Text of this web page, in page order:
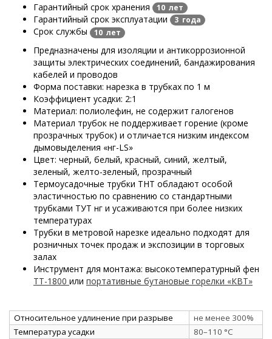
Гарантийный срок хранения 10 лет
Гарантийный срок эксплуатации 3 года
Срок службы 10 лет
Предназначены для изоляции и антикоррозионной
защиты электрических соединений, бандажирования
кабелей и проводов
Форма поставки: нарезка в трубках по 1 м
Коэффициент усадки: 2:1
Материал: полиолефин, не содержит галогенов
Материал трубок не поддерживает горение (кроме
прозрачных трубок) и отличается низким индексом
дымовыделения «нг-LS»
Цвет: черный, белый, красный, синий, желтый,
зеленый, желто-зеленый, прозрачный
Термоусадочные трубки ТНТ обладают особой
эластичностью по сравнению со стандартными
трубками ТУТ нг и усаживаются при более низких
температурах
Трубки в метровой нарезке идеально подходят для
розничных точек продаж и экспозиции в торговых
залах
Инструмент для монтажа: высокотемпературный фен
ТТ-1800 или портативные бутановые горелки «КВТ»
Относительное удлинение при разрыве
не менее 300%
Температура усадки
80–110 °C